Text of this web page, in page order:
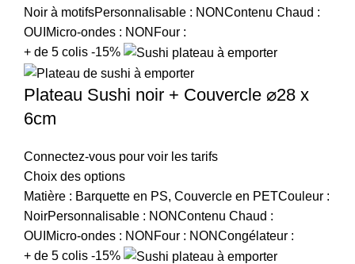
Noir à motifsPersonnalisable : NONContenu Chaud :
OUIMicro-ondes : NONFour :
+ de 5 colis -15%
Plateau Sushi noir + Couvercle ⌀28 x
6cm
Connectez-vous pour voir les tarifs
Choix des options
Matière : Barquette en PS, Couvercle en PETCouleur :
NoirPersonnalisable : NONContenu Chaud :
OUIMicro-ondes : NONFour : NONCongélateur :
+ de 5 colis -15%